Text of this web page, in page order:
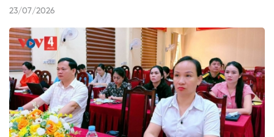
23/07/2026